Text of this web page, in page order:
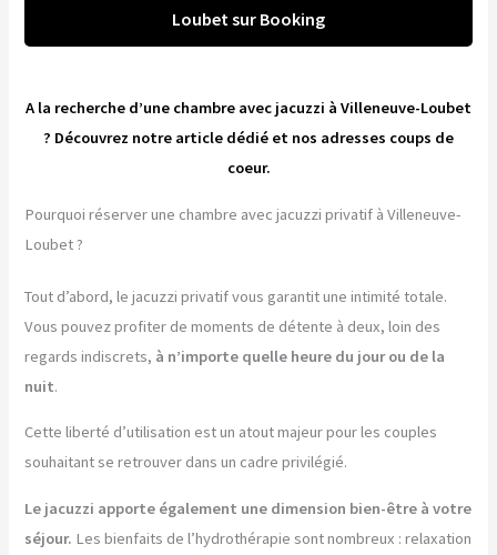
Loubet sur Booking
A la recherche d’une chambre avec jacuzzi à Villeneuve-Loubet
? Découvrez notre article dédié et nos adresses coups de
coeur.
Pourquoi réserver une chambre avec jacuzzi privatif à Villeneuve-
Loubet ?
Tout d’abord, le jacuzzi privatif vous garantit une intimité totale.
Vous pouvez profiter de moments de détente à deux, loin des
regards indiscrets, à n’importe quelle heure du jour ou de la
nuit.
Cette liberté d’utilisation est un atout majeur pour les couples
souhaitant se retrouver dans un cadre privilégié.
Le jacuzzi apporte également une dimension bien-être à votre
séjour. Les bienfaits de l’hydrothérapie sont nombreux : relaxation